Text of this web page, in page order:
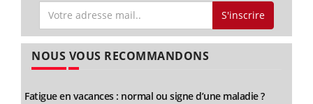
S'inscrire
NOUS VOUS RECOMMANDONS
Fatigue en vacances : normal ou signe d’une maladie ?